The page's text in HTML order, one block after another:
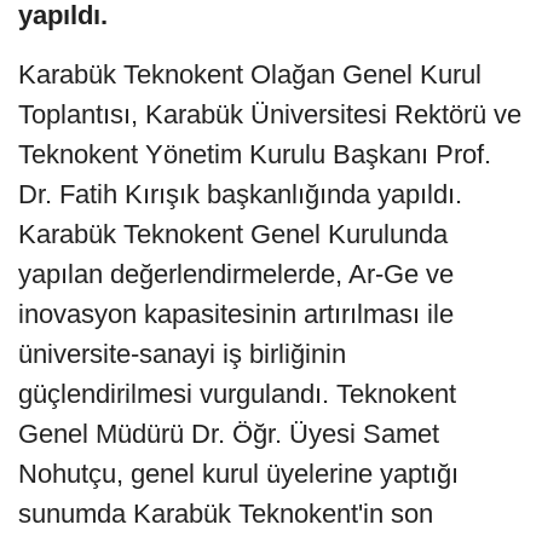
yapıldı.
Karabük Teknokent Olağan Genel Kurul
Toplantısı, Karabük Üniversitesi Rektörü ve
Teknokent Yönetim Kurulu Başkanı Prof.
Dr. Fatih Kırışık başkanlığında yapıldı.
Karabük Teknokent Genel Kurulunda
yapılan değerlendirmelerde, Ar-Ge ve
inovasyon kapasitesinin artırılması ile
üniversite-sanayi iş birliğinin
güçlendirilmesi vurgulandı. Teknokent
Genel Müdürü Dr. Öğr. Üyesi Samet
Nohutçu, genel kurul üyelerine yaptığı
sunumda Karabük Teknokent'in son